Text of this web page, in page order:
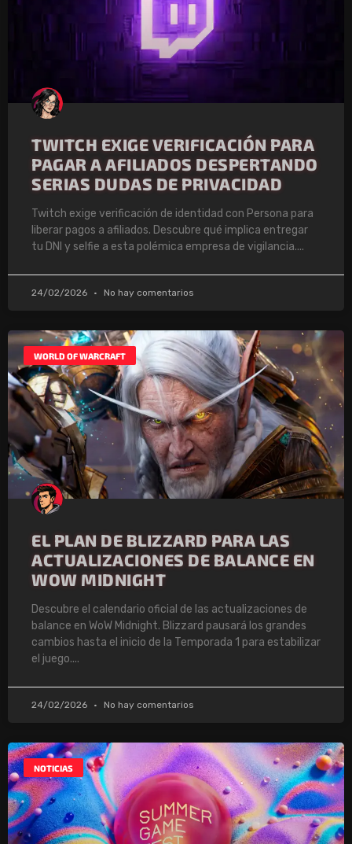
TWITCH EXIGE VERIFICACIÓN PARA
PAGAR A AFILIADOS DESPERTANDO
SERIAS DUDAS DE PRIVACIDAD
Twitch exige verificación de identidad con Persona para
liberar pagos a afiliados. Descubre qué implica entregar
tu DNI y selfie a esta polémica empresa de vigilancia.
24/02/2026 No hay comentarios
WORLD OF WARCRAFT
EL PLAN DE BLIZZARD PARA LAS
ACTUALIZACIONES DE BALANCE EN
WOW MIDNIGHT
Descubre el calendario oficial de las actualizaciones de
balance en WoW Midnight. Blizzard pausará los grandes
cambios hasta el inicio de la Temporada 1 para estabilizar
el juego.
24/02/2026 No hay comentarios
NOTICIAS